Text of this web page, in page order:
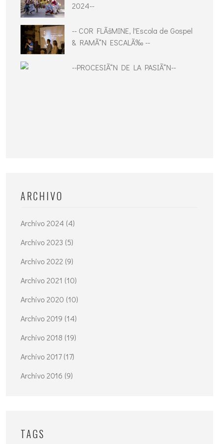
2024--
-- COR FLÃšMINE, l'Escola de Gospel
& RAMÃ“N ESCALÃ‰ --
--PROCESIÃ“N DE LA PASIÃ“N--
ARCHIVO
Archivo 2024 (4)
Archivo 2023 (5)
Archivo 2022 (9)
Archivo 2021 (10)
Archivo 2020 (10)
Archivo 2019 (14)
Archivo 2018 (19)
Archivo 2017 (17)
Archivo 2016 (9)
TAGS